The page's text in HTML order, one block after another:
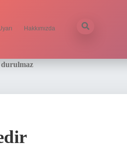
Hakkımızda
durulmaz